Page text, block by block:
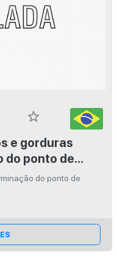
star_border
do ponto de
do ponto de